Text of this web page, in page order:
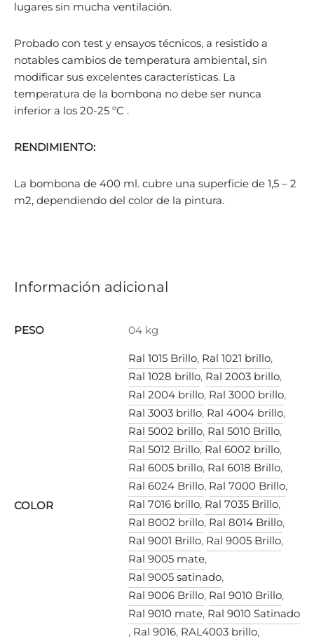
lugares sin mucha ventilación.
Probado con test y ensayos técnicos, a resistido a
notables cambios de temperatura ambiental, sin
modificar sus excelentes características. La
temperatura de la bombona no debe ser nunca
inferior a los 20-25 ºC .
RENDIMIENTO:
La bombona de 400 ml. cubre una superficie de 1,5 – 2
m2, dependiendo del color de la pintura.
Información adicional
PESO 04 kg
COLOR
Ral 1015 Brillo, Ral 1021 brillo,
Ral 1028 brillo, Ral 2003 brillo,
Ral 2004 brillo, Ral 3000 brillo,
Ral 3003 brillo, Ral 4004 brillo,
Ral 5002 brillo, Ral 5010 Brillo,
Ral 5012 Brillo, Ral 6002 brillo,
Ral 6005 brillo, Ral 6018 Brillo,
Ral 6024 Brillo, Ral 7000 Brillo,
Ral 7016 brillo, Ral 7035 Brillo,
Ral 8002 brillo, Ral 8014 Brillo,
Ral 9001 Brillo, Ral 9005 Brillo,
Ral 9005 mate,
Ral 9005 satinado,
Ral 9006 Brillo, Ral 9010 Brillo,
Ral 9010 mate, Ral 9010 Satinado
, Ral 9016, RAL4003 brillo,